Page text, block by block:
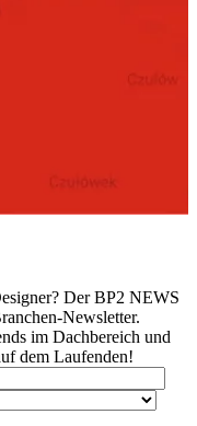
Der BP2 NEWS
Newsletter.
im Dachbereich und
dem Laufenden!